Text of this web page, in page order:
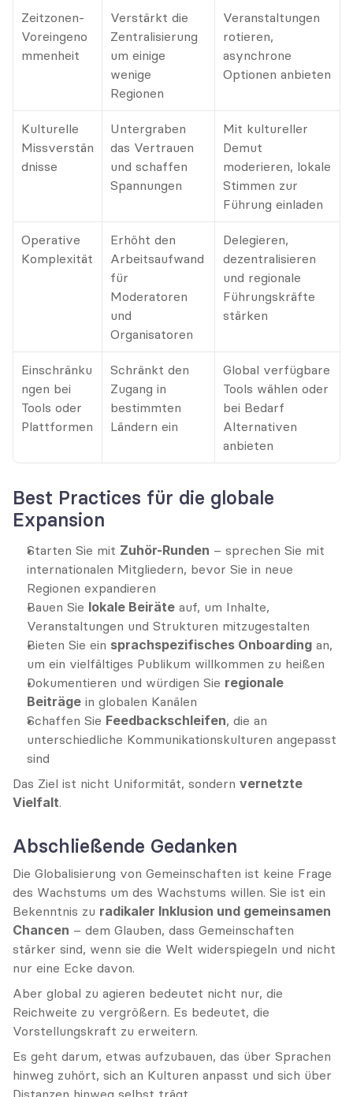
Zeitzonen-
Voreingeno
mmenheit
Verstärkt die
Zentralisierung
um einige
wenige
Regionen
Veranstaltungen
rotieren,
asynchrone
Optionen anbieten
Kulturelle
Missverstän
dnisse
Untergraben
das Vertrauen
und schaffen
Spannungen
Mit kultureller
Demut
moderieren, lokale
Stimmen zur
Führung einladen
Operative
Komplexität
Erhöht den
Arbeitsaufwand
für
Moderatoren
und
Organisatoren
Delegieren,
dezentralisieren
und regionale
Führungskräfte
stärken
Einschränku
ngen bei
Tools oder
Plattformen
Schränkt den
Zugang in
bestimmten
Ländern ein
Global verfügbare
Tools wählen oder
bei Bedarf
Alternativen
anbieten
Best Practices für die globale
Expansion
Starten Sie mit Zuhör-Runden – sprechen Sie mit
internationalen Mitgliedern, bevor Sie in neue
Regionen expandieren
Bauen Sie lokale Beiräte auf, um Inhalte,
Veranstaltungen und Strukturen mitzugestalten
Bieten Sie ein sprachspezifisches Onboarding an,
um ein vielfältiges Publikum willkommen zu heißen
Dokumentieren und würdigen Sie regionale
Beiträge in globalen Kanälen
Schaffen Sie Feedbackschleifen, die an
unterschiedliche Kommunikationskulturen angepasst
sind
Das Ziel ist nicht Uniformität, sondern vernetzte
Vielfalt.
Abschließende Gedanken
Die Globalisierung von Gemeinschaften ist keine Frage
des Wachstums um des Wachstums willen. Sie ist ein
Bekenntnis zu radikaler Inklusion und gemeinsamen
Chancen – dem Glauben, dass Gemeinschaften
stärker sind, wenn sie die Welt widerspiegeln und nicht
nur eine Ecke davon.
Aber global zu agieren bedeutet nicht nur, die
Reichweite zu vergrößern. Es bedeutet, die
Vorstellungskraft zu erweitern.
Es geht darum, etwas aufzubauen, das über Sprachen
hinweg zuhört, sich an Kulturen anpasst und sich über
Distanzen hinweg selbst trägt.